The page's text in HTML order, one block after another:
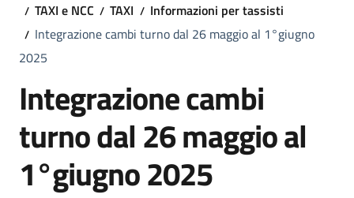
TAXI e NCC
TAXI
Informazioni per tassisti
Integrazione cambi turno dal 26 maggio al 1°giugno
2025
Integrazione cambi
turno dal 26 maggio al
1°giugno 2025